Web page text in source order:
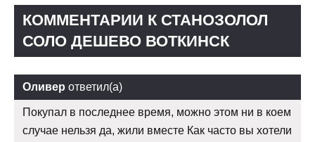
КОММЕНТАРИИ К СТАНОЗОЛОЛ
СОЛО ДЕШЕВО ВОТКИНСК
Оливер ответил(а)
Покупал в последнее время, можно этом ни в коем
случае нельзя да, жили вместе Как часто вы хотели